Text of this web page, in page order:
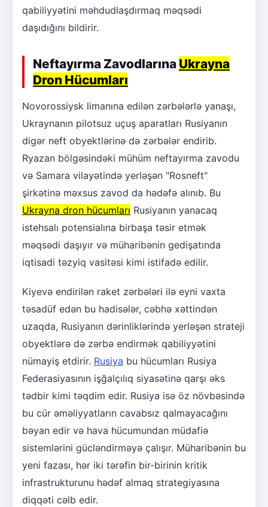
qabiliyyətini məhdudlaşdırmaq məqsədi
daşıdığını bildirir.
Neftayırma Zavodlarına Ukrayna
Dron Hücumları
Novorossiysk limanına edilən zərbələrlə yanaşı,
Ukraynanın pilotsuz uçuş aparatları Rusiyanın
digər neft obyektlərinə də zərbələr endirib.
Ryazan bölgəsindəki mühüm neftayırma zavodu
və Samara vilayətində yerləşən "Rosneft"
şirkətinə məxsus zavod da hədəfə alınıb. Bu
Ukrayna dron hücumları Rusiyanın yanacaq
istehsalı potensialına birbaşa təsir etmək
məqsədi daşıyır və müharibənin gedişatında
iqtisadi təzyiq vasitəsi kimi istifadə edilir.
Kiyevə endirilən raket zərbələri ilə eyni vaxta
təsadüf edən bu hadisələr, cəbhə xəttindən
uzaqda, Rusiyanın dərinliklərində yerləşən strateji
obyektlərə də zərbə endirmək qabiliyyətini
nümayiş etdirir. Rusiya bu hücumları Rusiya
Federasiyasının işğalçılıq siyasətinə qarşı əks
tədbir kimi təqdim edir. Rusiya isə öz növbəsində
bu cür əməliyyatların cavabsız qalmayacağını
bəyan edir və hava hücumundan müdafiə
sistemlərini gücləndirməyə çalışır. Müharibənin bu
yeni fazası, hər iki tərəfin bir-birinin kritik
infrastrukturunu hədəf almaq strategiyasına
diqqəti cəlb edir.